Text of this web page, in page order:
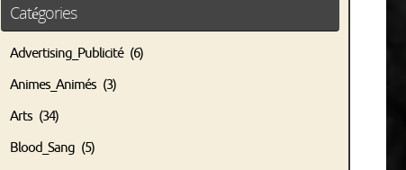
Catégories
Advertising_Publicité(6)
Animes_Animés (3)
Arts (34)
Blood_Sang (5)